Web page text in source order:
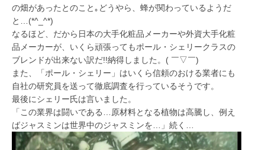
の畑があったとのこと｡どうやら、蜂が関わっているようだ
と…(*^_^*)
なるほど、だから日本の大手化粧品メーカーや外資大手化粧
品メーカーが、いくら頑張ってもポール・シェリークラスの
ブレンドが出来ない訳だ!!納得しました。( ￣▽￣)
また、「ポール・シェリー」はいくら信頼のおける業者にも
自社の研究員を送って徹底調査を行っているそうです。
最後にシェリー氏は言いました。
「この業界は闘いである…原材料となる植物は高騰し、例え
ばジャスミンは世界中のジャスミンを…」続く…